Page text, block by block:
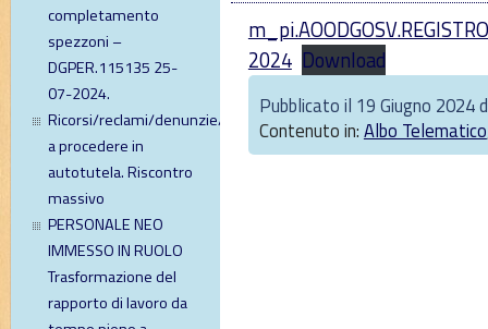
completamento
spezzoni –
DGPER.115135 25-
07-2024.
Ricorsi/reclami/denunzie/diffide
a procedere in
autotutela. Riscontro
massivo
PERSONALE NEO
IMMESSO IN RUOLO
Trasformazione del
rapporto di lavoro da
2024 Download
Pubblicato il 19 Giugno 2024
Contenuto in: Albo Telematico